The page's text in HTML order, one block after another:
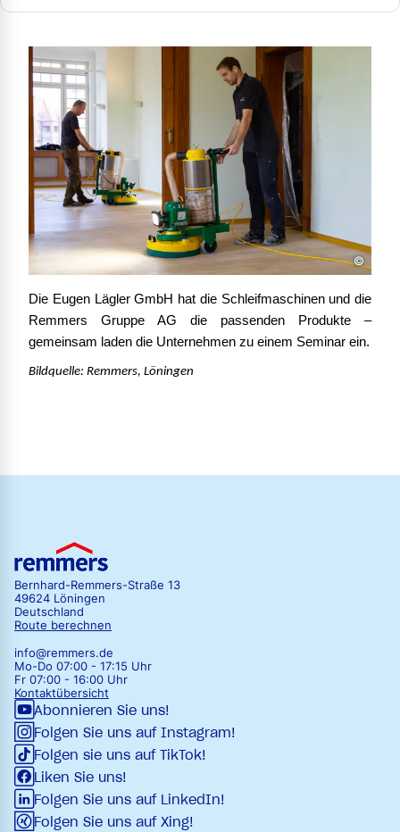
Die Eugen Lägler GmbH hat die Schleifmaschinen und die
Remmers Gruppe AG die passenden Produkte –
gemeinsam laden die Unternehmen zu einem Seminar ein.
Bildquelle: Remmers, Löningen
©
Bernhard-Remmers-Straße 13
49624 Löningen
Deutschland
Route berechnen
info@remmers.de
Mo-Do 07:00 - 17:15 Uhr
Fr 07:00 - 16:00 Uhr
Kontaktübersicht
Abonnieren Sie uns!
Folgen Sie uns auf Instagram!
Folgen sie uns auf TikTok!
Liken Sie uns!
Folgen Sie uns auf LinkedIn!
Folgen Sie uns auf Xing!